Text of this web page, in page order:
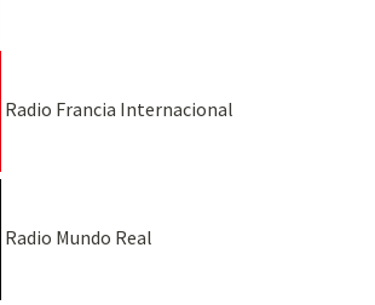
Radio Francia Internacional
Radio Mundo Real